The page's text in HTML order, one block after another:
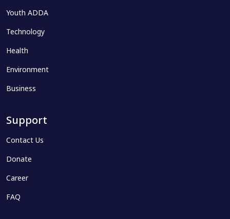
Youth ADDA
Technology
Health
Environment
Business
Support
Contact Us
Donate
Career
FAQ